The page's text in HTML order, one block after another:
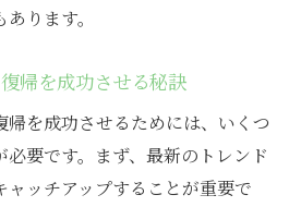
ります。
帰を成功させる秘訣
を成功させるためには、いくつ
要です。まず、最新のトレンド
ャッチアップすることが重要で